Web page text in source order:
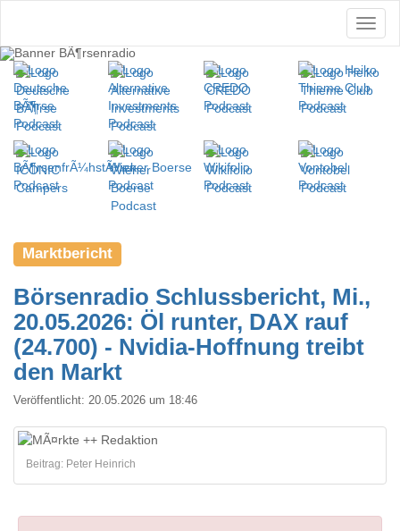
Marktbericht
Börsenradio Schlussbericht, Mi.,
20.05.2026: Öl runter, DAX rauf
(24.700) - Nvidia-Hoffnung treibt
den Markt
Veröffentlicht: 20.05.2026 um 18:46
Beitrag: Peter Heinrich